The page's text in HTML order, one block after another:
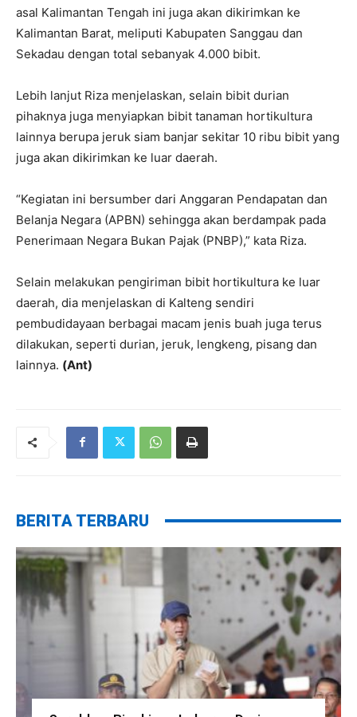
asal Kalimantan Tengah ini juga akan dikirimkan ke
Kalimantan Barat, meliputi Kabupaten Sanggau dan
Sekadau dengan total sebanyak 4.000 bibit.
Lebih lanjut Riza menjelaskan, selain bibit durian
pihaknya juga menyiapkan bibit tanaman hortikultura
lainnya berupa jeruk siam banjar sekitar 10 ribu bibit yang
juga akan dikirimkan ke luar daerah.
“Kegiatan ini bersumber dari Anggaran Pendapatan dan
Belanja Negara (APBN) sehingga akan berdampak pada
Penerimaan Negara Bukan Pajak (PNBP),” kata Riza.
Selain melakukan pengiriman bibit hortikultura ke luar
daerah, dia menjelaskan di Kalteng sendiri
pembudidayaan berbagai macam jenis buah juga terus
dilakukan, seperti durian, jeruk, lengkeng, pisang dan
lainnya. (Ant)
BERITA TERBARU